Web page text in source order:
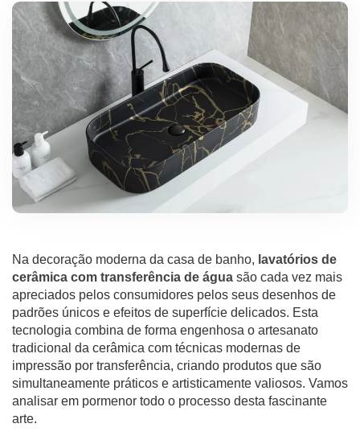
Na decoração moderna da casa de banho, lavatórios de
cerâmica com transferência de água são cada vez mais
apreciados pelos consumidores pelos seus desenhos de
padrões únicos e efeitos de superfície delicados. Esta
tecnologia combina de forma engenhosa o artesanato
tradicional da cerâmica com técnicas modernas de
impressão por transferência, criando produtos que são
simultaneamente práticos e artisticamente valiosos. Vamos
analisar em pormenor todo o processo desta fascinante
arte.